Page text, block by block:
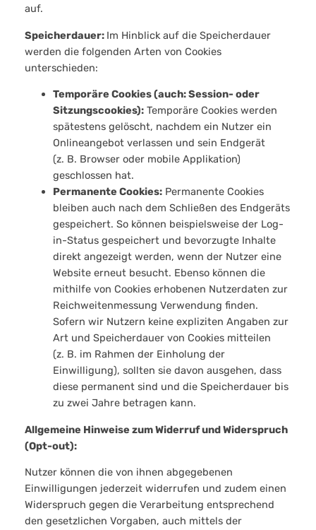
auf.
Speicherdauer: Im Hinblick auf die Speicherdauer
werden die folgenden Arten von Cookies
unterschieden:
Temporäre Cookies (auch: Session- oder
Sitzungscookies):Temporäre Cookies werden
spätestens gelöscht, nachdem ein Nutzer ein
Onlineangebot verlassen und sein Endgerät
(z. B. Browser oder mobile Applikation)
geschlossen hat.
Permanente Cookies:Permanente Cookies
bleiben auch nach dem Schließen des Endgeräts
gespeichert. So können beispielsweise der Log-
in-Status gespeichert und bevorzugte Inhalte
direkt angezeigt werden, wenn der Nutzer eine
Website erneut besucht. Ebenso können die
mithilfe von Cookies erhobenen Nutzerdaten zur
Reichweitenmessung Verwendung finden.
Sofern wir Nutzern keine expliziten Angaben zur
Art und Speicherdauer von Cookies mitteilen
(z. B. im Rahmen der Einholung der
Einwilligung), sollten sie davon ausgehen, dass
diese permanent sind und die Speicherdauer bis
zu zwei Jahre betragen kann.
Allgemeine Hinweise zum Widerruf und Widerspruch
(Opt-out):
Nutzer können die von ihnen abgegebenen
Einwilligungen jederzeit widerrufen und zudem einen
Widerspruch gegen die Verarbeitung entsprechend
den gesetzlichen Vorgaben, auch mittels der